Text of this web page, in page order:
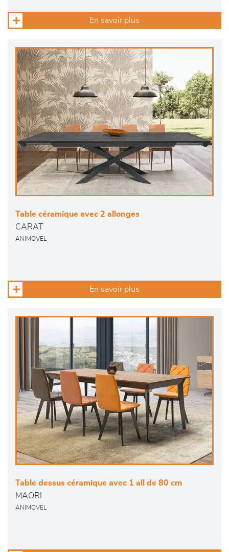
En savoir plus
Table céramique avec 2 allonges
CARAT
ANIMOVEL
En savoir plus
Table dessus céramique avec 1 all de 80 cm
MAORI
ANIMOVEL